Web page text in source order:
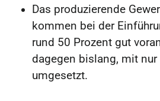
Das produzierende
kommen bei der
rund 50 Prozent gut
dagegen bislang, mit
umgesetzt.